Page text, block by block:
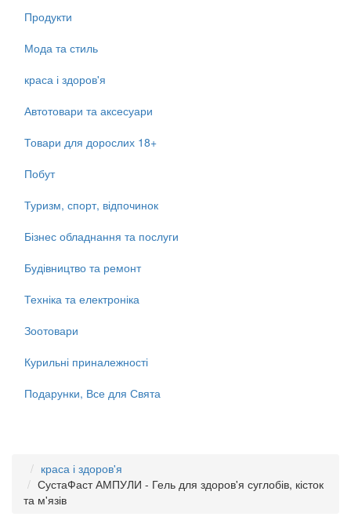
Продукти
Мода та стиль
краса і здоров'я
Автотовари та аксесуари
Товари для дорослих 18+
Побут
Туризм, спорт, відпочинок
Бізнес обладнання та послуги
Будівництво та ремонт
Техніка та електроніка
Зоотовари
Курильні приналежності
Подарунки, Все для Свята
краса і здоров'я
СустаФаст АМПУЛИ - Гель для здоров'я суглобів, кісток
та м'язів